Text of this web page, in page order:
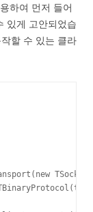
하여 먼저 들어
있게 고안되었습
할 수 있는 클라